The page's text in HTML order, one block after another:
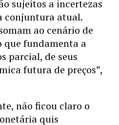
sujeitos a incertezas
conjuntura atual.
ao cenário de
que fundamenta a
parcial, de seus
futura de preços”,
não ficou claro o
quis